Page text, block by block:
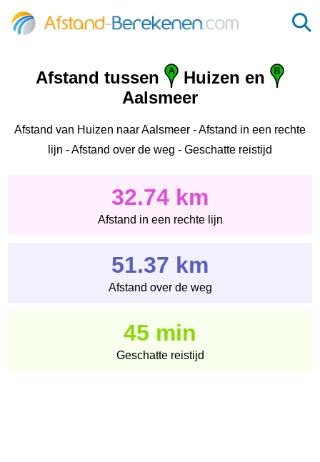
Afstand tussen
Huizen en
Aalsmeer
Afstand van Huizen naar Aalsmeer - Afstand in een rechte
lijn - Afstand over de weg - Geschatte reistijd
32.74 km
Afstand in een rechte lijn
51.37 km
Afstand over de weg
45 min
Geschatte reistijd